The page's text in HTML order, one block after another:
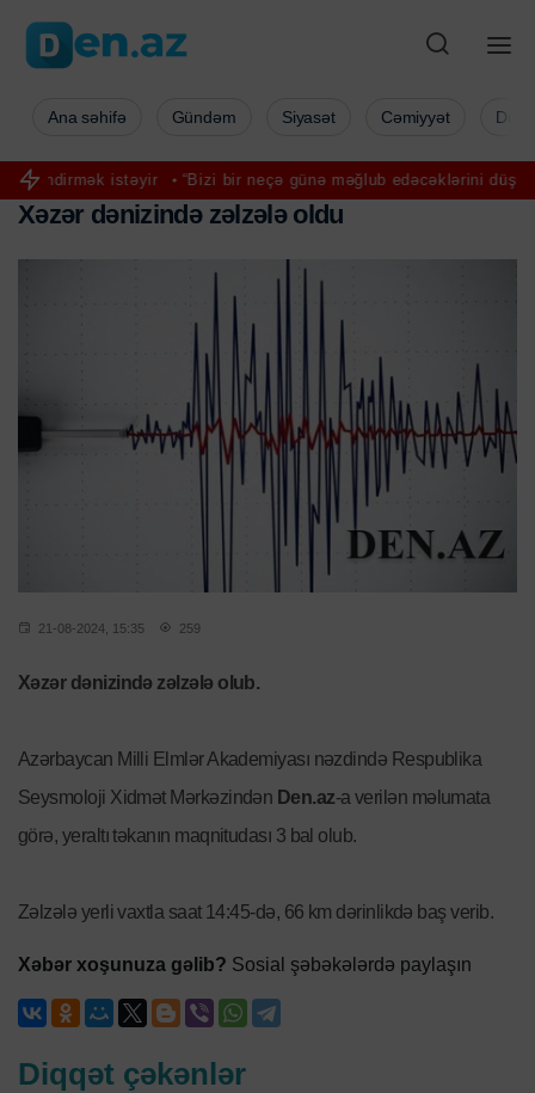
“Bizi bir neçə günə məğlub edəcəklərini düşündülər” –
Ana səhifə Gündəm Siyasət Cəmiyyət
Xəzər dənizində zəlzələ oldu
21-08-2024, 15:35 259
Xəzər dənizində zəlzələ olub.
Azərbaycan Milli Elmlər Akademiyası nəzdində Respublika
Seysmoloji Xidmət Mərkəzindən Den.az-a verilən məlumata
görə, yeraltı təkanın maqnitudası 3 bal olub.
Zəlzələ yerli vaxtla saat 14:45-də, 66 km dərinlikdə baş verib.
Xəbər xoşunuza gəlib? Sosial şəbəkələrdə paylaşın
Diqqət çəkənlər